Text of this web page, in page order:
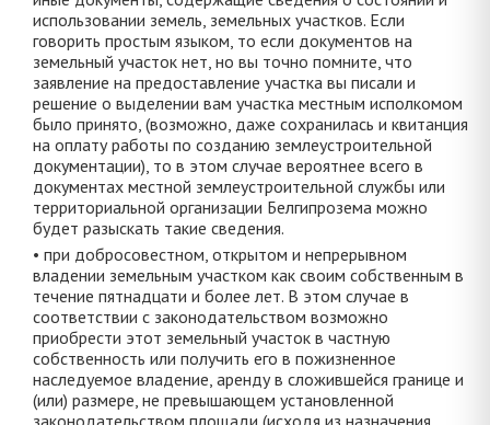
использовании земель, земельных участков. Если
говорить простым языком, то если документов на
земельный участок нет, но вы точно помните, что
заявление на предоставление участка вы писали и
решение о выделении вам участка местным исполкомом
было принято, (возможно, даже сохранилась и квитанция
на оплату работы по созданию землеустроительной
документации), то в этом случае вероятнее всего в
документах местной землеустроительной службы или
территориальной организации Белгипрозема можно
будет разыскать такие сведения.
• при добросовестном, открытом и непрерывном
владении земельным участком как своим собственным в
течение пятнадцати и более лет. В этом случае в
соответствии с законодательством возможно
приобрести этот земельный участок в частную
собственность или получить его в пожизненное
наследуемое владение, аренду в сложившейся границе и
(или) размере, не превышающем установленной